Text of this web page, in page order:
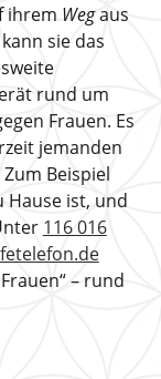
ihrem Wegaus
sie das
rund um
Frauen. Es
jemanden
Beispiel
Hause ist, und
116 016
– rund